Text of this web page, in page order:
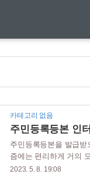
카테고리 없음
주민등록등본 인
주민등록등본을 발급
즘에는 편리하게 거의
록등본을 인터넷으로
2023. 5. 8. 19:08